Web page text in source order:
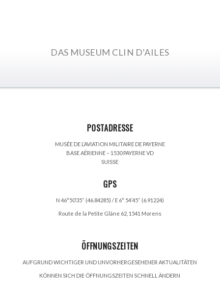
DAS MUSEUM CLIN D’AILES
POSTADRESSE
MUSÉE DE L’AVIATION MILITAIRE DE PAYERNE
BASE AÉRIENNE – 1530 PAYERNE VD
SUISSE
GPS
N 46°50’35“ (46.84285) / E 6° 54’45“ (6.91224)
Route de la Petite Glâne 62, 1541 Morens
ÖFFNUNGSZEITEN
AUFGRUND WICHTIGER UND UNVORHERGESEHENER AKTUALITÄTEN
KÖNNEN SICH DIE ÖFFNUNGSZEITEN SCHNELL ÄNDERN